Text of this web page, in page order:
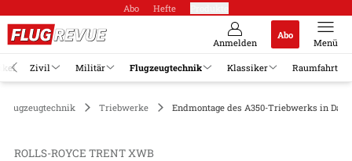
Abo Hefte
Anmelden
Abo
Menü
Zivil Militär Flugzeugtechnik Klassiker Raumfahrt
Flugzeugtechnik Triebwerke Endmontage des A350-Triebwerks in
ROLLS-ROYCE TRENT XWB